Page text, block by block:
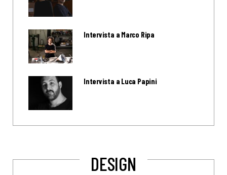
Intervista a Marco Ripa
Intervista a Luca Papini
DESIGN